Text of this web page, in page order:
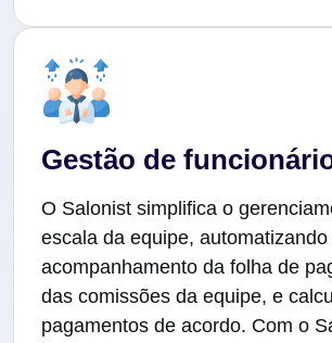
Gestão de
O Salonist simplifica o
escala da equipe, automatizando
acompanhamento da folha de
das comissões da equipe, e
pagamentos de acordo. Com o